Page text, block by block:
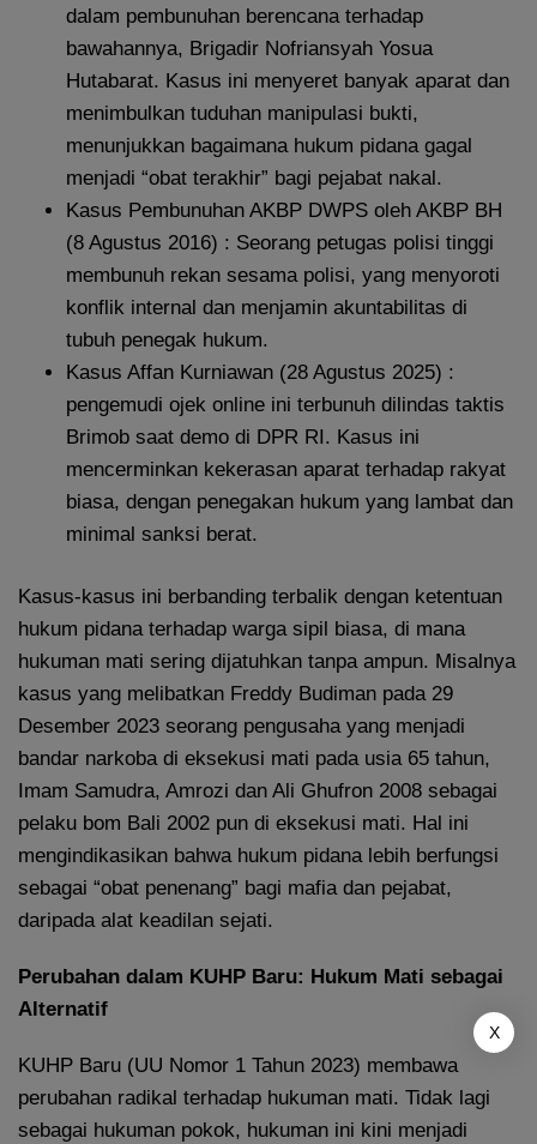
dalam pembunuhan berencana terhadap
bawahannya, Brigadir Nofriansyah Yosua
Hutabarat. Kasus ini menyeret banyak aparat dan
menimbulkan tuduhan manipulasi bukti,
menunjukkan bagaimana hukum pidana gagal
menjadi “obat terakhir” bagi pejabat nakal.
Kasus Pembunuhan AKBP DWPS oleh AKBP BH
(8 Agustus 2016) : Seorang petugas polisi tinggi
membunuh rekan sesama polisi, yang menyoroti
konflik internal dan menjamin akuntabilitas di
tubuh penegak hukum.
Kasus Affan Kurniawan (28 Agustus 2025) :
pengemudi ojek online ini terbunuh dilindas taktis
Brimob saat demo di DPR RI. Kasus ini
mencerminkan kekerasan aparat terhadap rakyat
biasa, dengan penegakan hukum yang lambat dan
minimal sanksi berat.
Kasus-kasus ini berbanding terbalik dengan ketentuan
hukum pidana terhadap warga sipil biasa, di mana
hukuman mati sering dijatuhkan tanpa ampun. Misalnya
kasus yang melibatkan Freddy Budiman pada 29
Desember 2023 seorang pengusaha yang menjadi
bandar narkoba di eksekusi mati pada usia 65 tahun,
Imam Samudra, Amrozi dan Ali Ghufron 2008 sebagai
pelaku bom Bali 2002 pun di eksekusi mati. Hal ini
mengindikasikan bahwa hukum pidana lebih berfungsi
sebagai “obat penenang” bagi mafia dan pejabat,
daripada alat keadilan sejati.
Perubahan dalam KUHP Baru: Hukum Mati sebagai
Alternatif
KUHP Baru (UU Nomor 1 Tahun 2023) membawa
perubahan radikal terhadap hukuman mati. Tidak lagi
sebagai hukuman pokok, hukuman ini kini menjadi
X